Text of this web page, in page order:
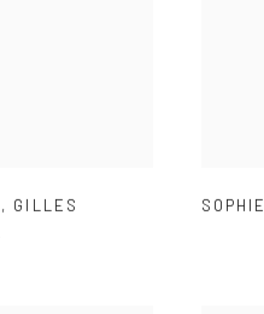
, GILLES